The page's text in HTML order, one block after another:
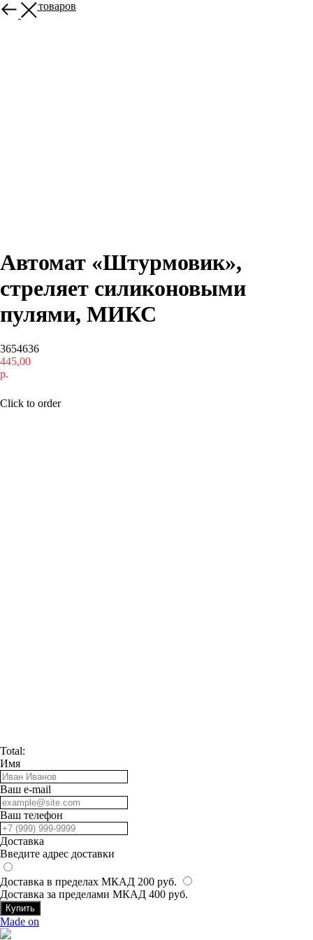
Больше товаров
Автомат «Штурмовик»,
стреляет силиконовыми
пулями, МИКС
3654636
445,00
р.
Click to order
Total:
Имя
Ваш e-mail
Ваш телефон
Доставка
Введите адрес доставки
Доставка в пределах МКАД 200 руб.
Доставка за пределами МКАД 400 руб.
Купить
Made on